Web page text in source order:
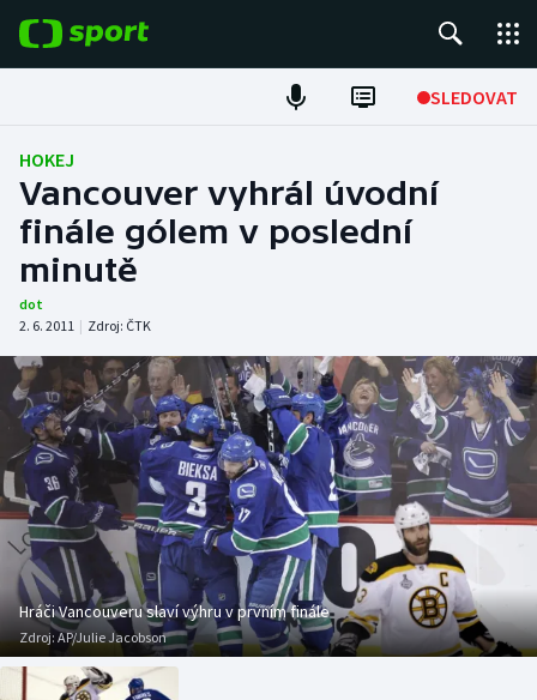
SLEDOVAT
Fotbal
Hokej
Tenis
Atletika
Cyklistika
DALŠÍ SPORTY
Americký fotbal
Baseball a softbal
Basketbal
Biatlon
NEPŘEHLÉDNĚTE
Soutěže
Historické návraty
Aplikace ČT sport
HOKEJ
Vancouver vyhrál úvodní
finále gólem v poslední
minutě
dot
2. 6. 2011 | Zdroj: ČTK
Hráči Vancouveru slaví výhru v prvním finále
Zdroj: AP/Julie Jacobson